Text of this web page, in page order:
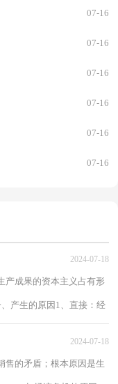
07-16
07-16
07-16
07-16
07-16
07-16
2024-07-18
产成果的资本主义占有形
产生的原因1、直接：经
2024-07-18
售的矛盾；根本原因是生